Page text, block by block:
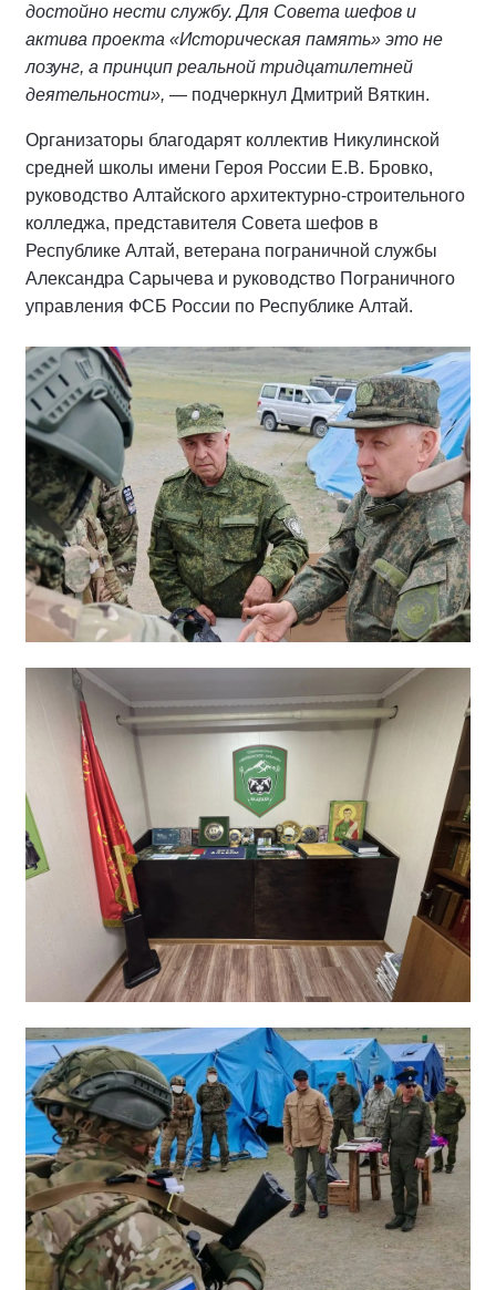
достойно нести службу. Для Совета шефов и
актива проекта «Историческая память» это не
лозунг, а принцип реальной тридцатилетней
деятельности», — подчеркнул Дмитрий Вяткин.
Организаторы благодарят коллектив Никулинской
средней школы имени Героя России Е.В. Бровко,
руководство Алтайского архитектурно-строительного
колледжа, представителя Совета шефов в
Республике Алтай, ветерана пограничной службы
Александра Сарычева и руководство Пограничного
управления ФСБ России по Республике Алтай.